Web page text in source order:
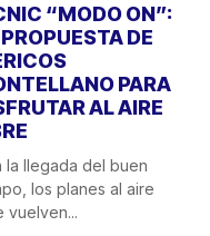
“MODO ON”:
DE
PARA
AL AIRE
la llegada del buen
los planes al aire
vuelven...